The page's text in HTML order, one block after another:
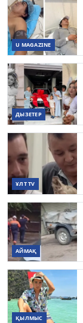
U MAGAZINE
ДЫЗЕТЕР
ҰЛТ TV
АЙМАҚ
ҚЫЛМЫС